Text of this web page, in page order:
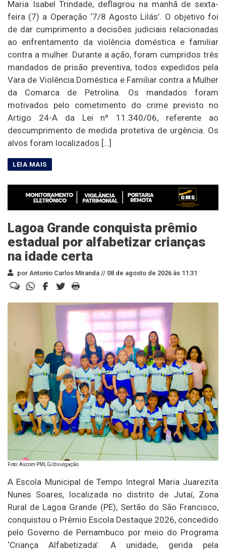
Maria Isabel Trindade, deflagrou na manhã de sexta-
feira (7) a Operação ‘7/8 Agosto Lilás’. O objetivo foi
de dar cumprimento a decisões judiciais relacionadas
ao enfrentamento da violência doméstica e familiar
contra a mulher. Durante a ação, foram cumpridos três
mandados de prisão preventiva, todos expedidos pela
Vara de Violência Doméstica e Familiar contra a Mulher
da Comarca de Petrolina. Os mandados foram
motivados pelo cometimento do crime previsto no
Artigo 24-A da Lei nº 11.340/06, referente ao
descumprimento de medida protetiva de urgência. Os
alvos foram localizados […]
Lagoa Grande conquista prêmio
estadual por alfabetizar crianças
na idade certa
por Antonio Carlos Miranda // 08 de agosto de 2026 às 11:31
Foto: Ascom PMLG/divulgação
A Escola Municipal de Tempo Integral Maria Juarezita
Nunes Soares, localizada no distrito de Jutaí, Zona
Rural de Lagoa Grande (PE), Sertão do São Francisco,
conquistou o Prêmio Escola Destaque 2026, concedido
pelo Governo de Pernambuco por meio do Programa
‘Criança Alfabetizada’. A unidade, gerida pela